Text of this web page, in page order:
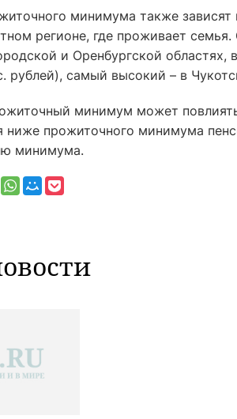
минимума также зависят
регионе, где проживает
и Оренбургской
рублей), самый высокий – в
минимум может
ниже прожиточного минимума
минимума.